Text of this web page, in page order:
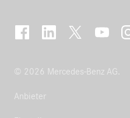
© 2026 Mercedes-Benz AG.
Anbieter